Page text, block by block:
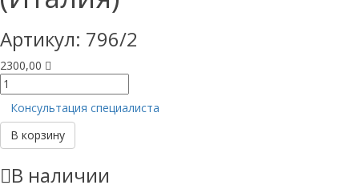
Артикул: 796/2
2300,00
Количество
товара
Элеватор
левый
Warwick-
2.2
Консультация специалиста
В корзину
В наличии